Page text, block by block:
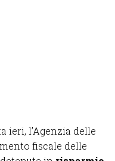
ieri, l’Agenzia delle
fiscale delle